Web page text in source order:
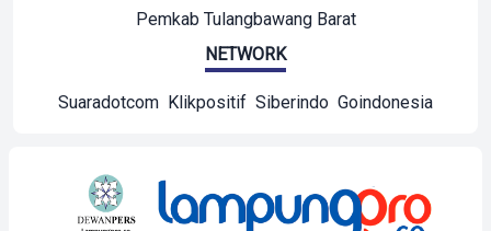
Pemkab Tulangbawang Barat
NETWORK
Suaradotcom Klikpositif Siberindo Goindonesia